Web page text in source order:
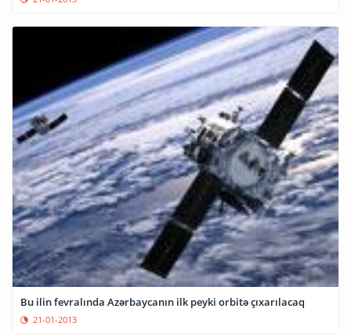
Bu ilin fevralında Azərbaycanın ilk peyki orbitə çıxarılacaq
21-01-2013